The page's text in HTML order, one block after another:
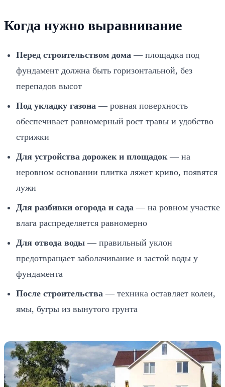
Когда нужно выравнивание
Перед строительством дома — площадка под
фундамент должна быть горизонтальной, без
перепадов высот
Под укладку газона — ровная поверхность
обеспечивает равномерный рост травы и удобство
стрижки
Для устройства дорожек и площадок — на
неровном основании плитка ляжет криво, появятся
лужи
Для разбивки огорода и сада — на ровном участке
влага распределяется равномерно
Для отвода воды — правильный уклон
предотвращает заболачивание и застой воды у
фундамента
После строительства — техника оставляет колеи,
ямы, бугры из вынутого грунта